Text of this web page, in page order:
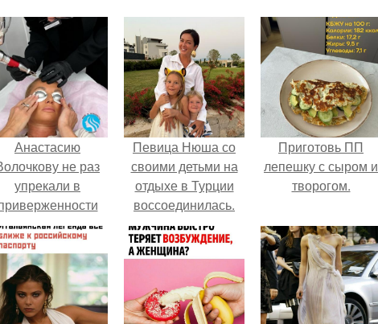
Анастасию
не раз
упрекали в
бьюти -
процедурам.
Певица Нюша со
своими детьми на
отдыхе в Турции
воссоединилась.
Приготовь ПП
лепешку с сыром и
творогом.